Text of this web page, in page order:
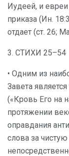
Иудеей, и евреи
приказа (Ин.
отдает (ст. 26;
3. СТИХИ 25–54
• Одним из
Завета
(«Кровь Его на
протяжении
оправдания
слова за